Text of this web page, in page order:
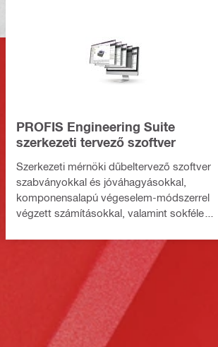
PROFIS Engineering Suite
szerkezeti tervező szoftver
Szerkezeti mérnöki dűbeltervező szoftver
szabványokkal és jóváhagyásokkal,
komponensalapú végeselem-módszerrel
végzett számításokkal, valamint sokféle